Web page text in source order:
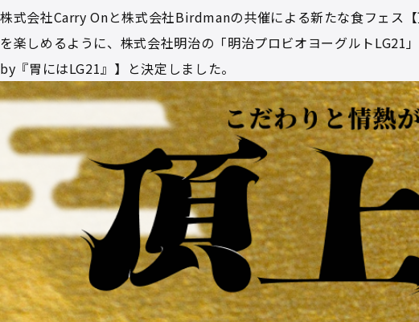
株式会社Carry Onと株式会社Birdmanの共催による新たな食フェス
を楽しめるように、株式会社明治の「明治プロビオヨーグルト
by『胃にはLG21』】と決定しました。